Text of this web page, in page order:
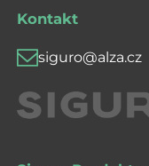
Kontakt
siguro@alza.cz